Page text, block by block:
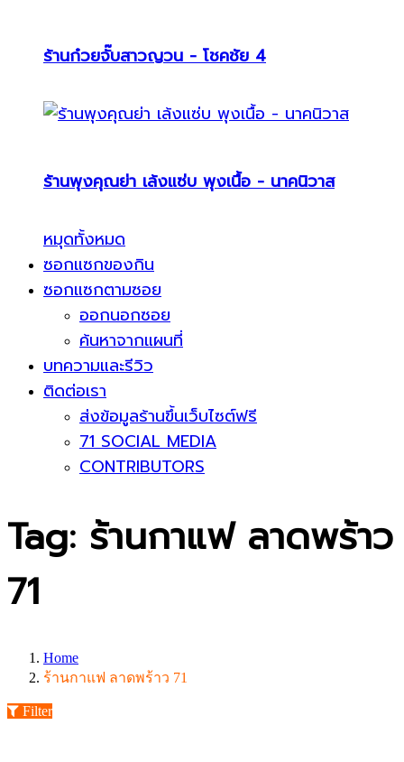
ร้านก๋วยจั๊บสาวญวน - โชคชัย 4
ร้านพุงคุณย่า เล้งแซ่บ พุงเนื้อ - นาคนิวาส
หมุดทั้งหมด
ซอกแซกของกิน
ซอกแซกตามซอย
ออกนอกซอย
ค้นหาจากแผนที่
บทความและรีวิว
ติดต่อเรา
ส่งข้อมูลร้านขึ้นเว็บไซต์ฟรี
71 SOCIAL MEDIA
CONTRIBUTORS
Tag: ร้านกาแฟ ลาดพร้าว
71
Home
ร้านกาแฟ ลาดพร้าว 71
Filter